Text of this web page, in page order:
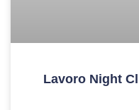
Lavoro Night